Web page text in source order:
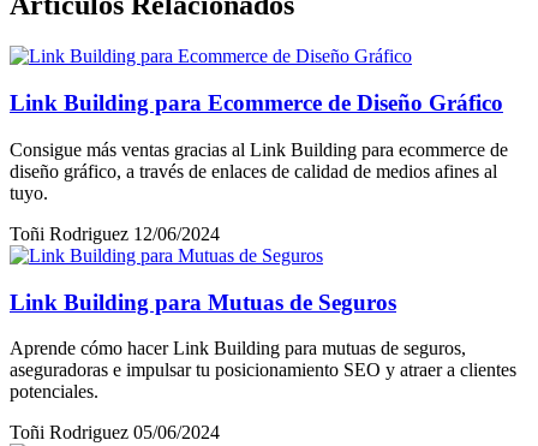
Link Building para Ecommerce de Diseño Gráfico
Consigue más ventas gracias al Link Building para ecommerce de
diseño gráfico, a través de enlaces de calidad de medios afines al
tuyo.
Toñi Rodriguez 12/06/2024
Link Building para Mutuas de Seguros
Aprende cómo hacer Link Building para mutuas de seguros,
aseguradoras e impulsar tu posicionamiento SEO y atraer a clientes
potenciales.
Toñi Rodriguez 05/06/2024